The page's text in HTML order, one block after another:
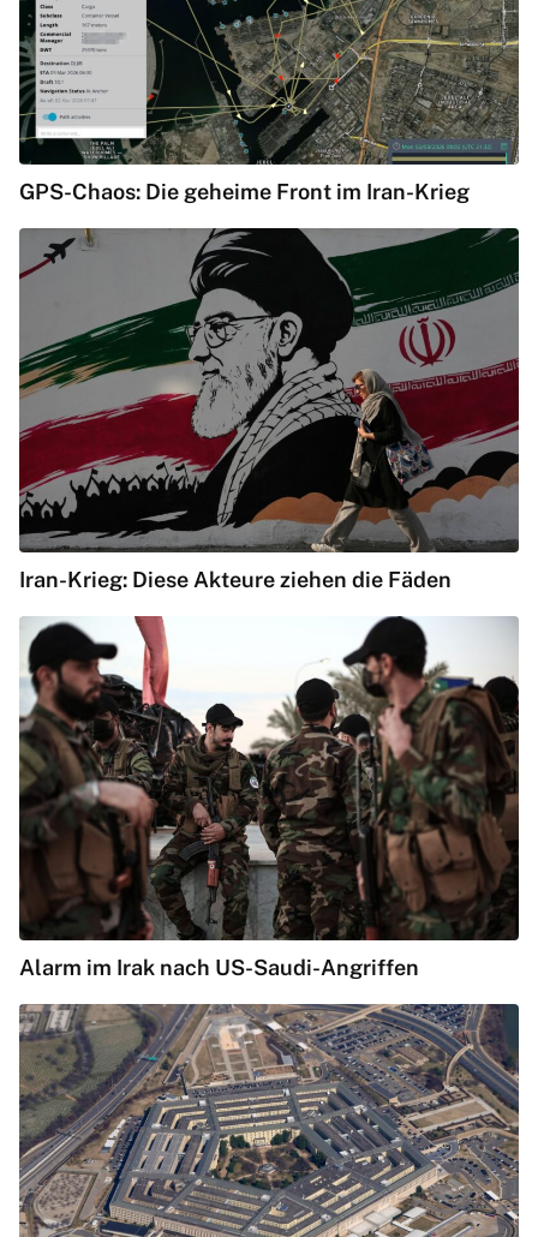
GPS-Chaos: Die geheime Front im Iran-Krieg
Iran-Krieg: Diese Akteure ziehen die Fäden
Alarm im Irak nach US-Saudi-Angriffen